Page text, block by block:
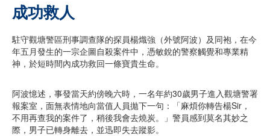
成功救人
駐守觀塘警區刑事調查隊的探員楊熾強（外號阿波）及同袍，在今
年五月發生的一宗企圖自殺案件中，憑敏銳的警察觸覺和專業精
神，於短時間內成功救回一條寶貴生命。
阿波憶述，事發當天約傍晚六時，一名年約30歲男子進入觀塘警署
報案室，面無表情地向當值人員拋下一句：「麻煩你轉告楊Sir，
不用再查我的案件了，稍後我會去燒炭。」警員感到莫名其妙之
際，男子已轉身離去，並迅即失去蹤影。